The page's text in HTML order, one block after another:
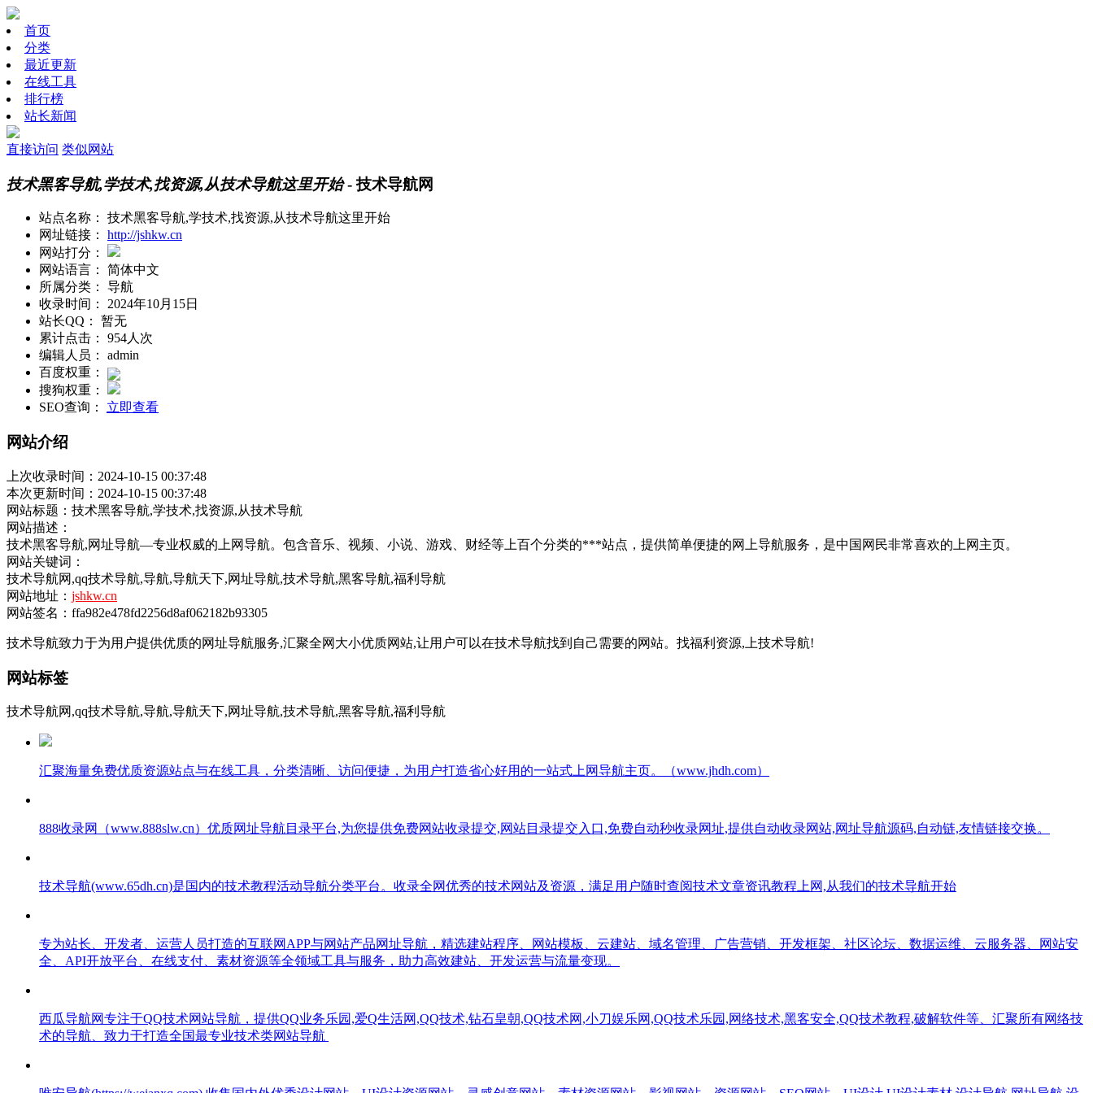
首页
分类
最近更新
在线工具
排行榜
站长新闻
直接访问 类似网站
技术黑客导航,学技术,找资源,从技术导航这里开始- 技术导航网
站点名称：
技术黑客导航,学技术,找资源,从技术导航这里开始
网址链接：
http://jshkw.cn
网站打分：
网站语言：
简体中文
所属分类：
导航
收录时间：
2024年10月15日
站长QQ：
暂无
累计点击：
954人次
编辑人员：
admin
百度权重：
搜狗权重：
SEO查询：
立即查看
网站介绍
上次收录时间：2024-10-15 00:37:48
本次更新时间：2024-10-15 00:37:48
网站标题：技术黑客导航,学技术,找资源,从技术导航
网站描述：
技术黑客导航,网址导航—专业权威的上网导航。包含音乐、视频、小说、游戏、财经等上百个分类的***站点，提供简单便捷的网上导航服务，是中国网民非常喜欢的上网主页。
网站关键词：
技术导航网,qq技术导航,导航,导航天下,网址导航,技术导航,黑客导航,福利导航
网站地址： jshkw.cn
网站签名：ffa982e478fd2256d8af062182b93305
技术导航致力于为用户提供优质的网址导航服务,汇聚全网大小优质网站,让用户可以在技术导航找到自己需要的网站。找福利资源,上技术导航!
网站标签
技术导航网,qq技术导航,导航,导航天下,网址导航,技术导航,黑客导航,福利导航
汇聚海量免费优质资源站点与在线工具，分类清晰、访问便捷，为用户打造省心好用的一站式上网导航主页。（www.jhdh.com）
888收录网（www.888slw.cn）优质网址导航目录平台,为您提供免费网站收录提交,网站目录提交入口,免费自动秒收录网址,提供自动收录网站,网址导航源码,自动链,友情链接交换。
技术导航(www.65dh.cn)是国内的技术教程活动导航分类平台。收录全网优秀的技术网站及资源，满足用户随时查阅技术文章资讯教程上网,从我们的技术导航开始
专为站长、开发者、运营人员打造的互联网APP与网站产品网址导航，精选建站程序、网站模板、云建站、域名管理、广告营销、开发框架、社区论坛、数据运维、云服务器、网站安
全、API开放平台、在线支付、素材资源等全领域工具与服务，助力高效建站、开发运营与流量变现。
西瓜导航网专注于QQ技术网站导航，提供QQ业务乐园,爱Q生活网,QQ技术,钻石皇朝,QQ技术网,小刀娱乐网,QQ技术乐园,网络技术,黑客安全,QQ技术教程,破解软件等、汇聚所有网络技
术的导航、致力于打造全国最专业技术类网站导航